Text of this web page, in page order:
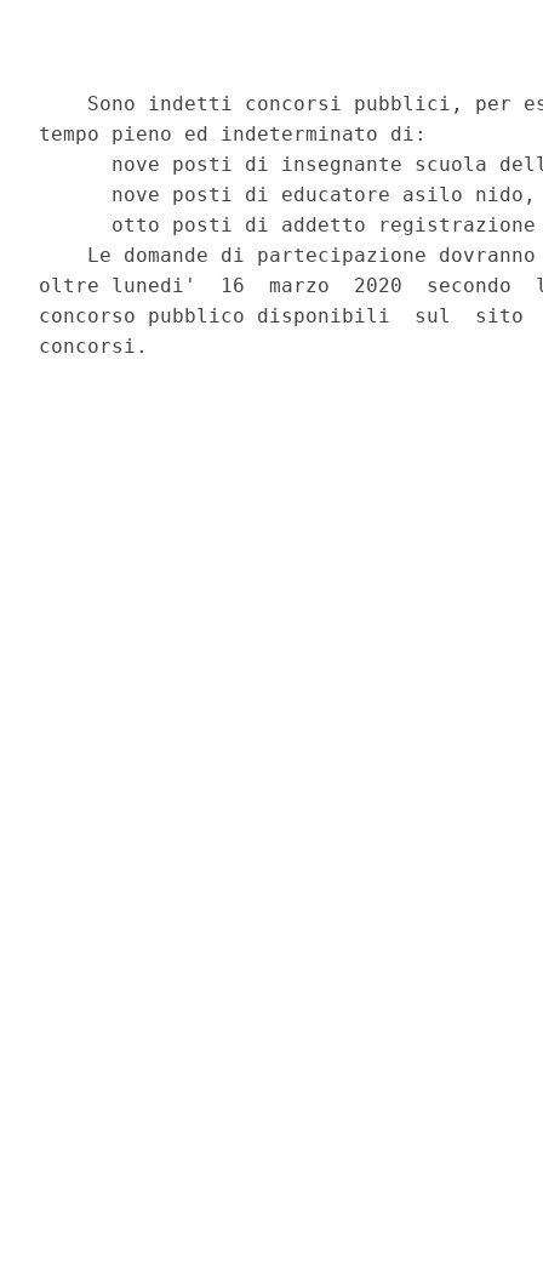
Sono indetti concorsi pubblici, per
tempo pieno ed indeterminato di:
nove posti di insegnante scuola
nove posti di educatore asilo
otto posti di addetto
Le domande di partecipazione
oltre lunedi'  16  marzo  2020
concorso pubblico disponibili  sul  sito
concorsi.